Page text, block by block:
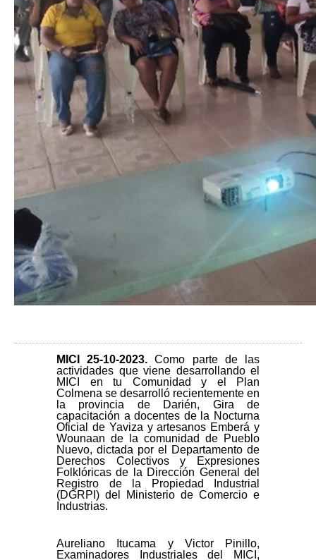
MICI 25-10-2023.Como parte de las
actividades que viene desarrollando el
MICI en tu Comunidad y el Plan
Colmena se desarrolló recientemente en
la provincia de Darién, Gira de
capacitación a docentes de la Nocturna
Oficial de Yaviza y artesanos Emberá y
Wounaan de la comunidad de Pueblo
Nuevo, dictada por el Departamento de
Derechos Colectivos y Expresiones
Folklóricas de la Dirección General del
Registro de la Propiedad Industrial
(DGRPI) del Ministerio de Comercio e
Industrias.
Aureliano Itucama y Victor Pinillo,
Examinadores Industriales del MICI,